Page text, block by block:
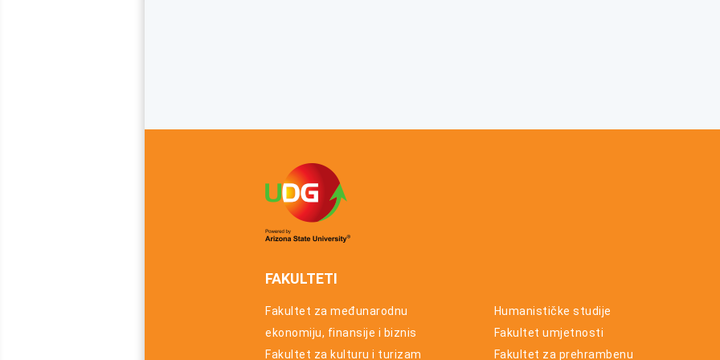
FAKULTETI
Fakultet za međunarodnu
ekonomiju, finansije i biznis
Fakultet za kulturu i turizam
Humanističke studije
Fakultet umjetnosti
Fakultet za prehrambenu